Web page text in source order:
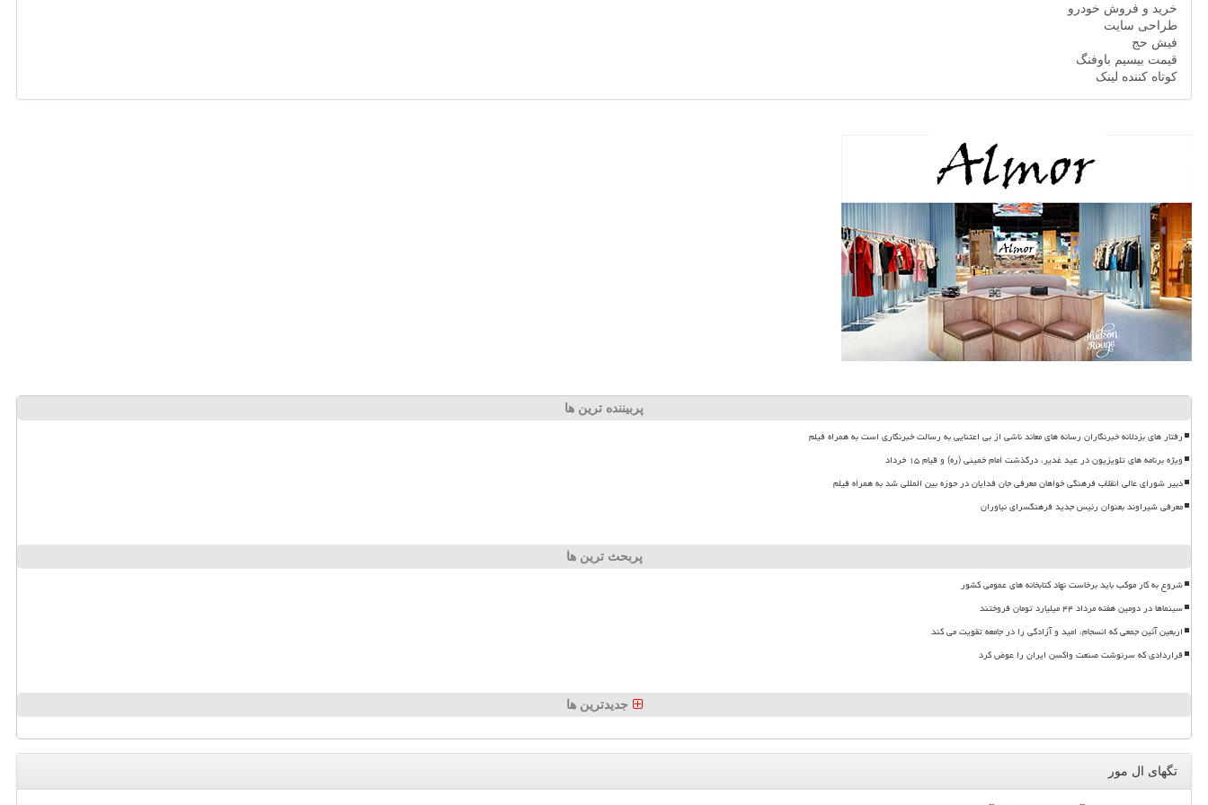
خرید و فروش خودرو
طراحی سایت
فیش حج
قیمت بیسیم باوفنگ
کوتاه کننده لینک
پربیننده ترین ها
رفتار های بزدلانه خبرنگاران رسانه های معاند ناشی از بی اعتنایی به رسالت خبرنگاری است به همراه فیلم
ویژه برنامه های تلویزیون در عید غدیر، درگذشت امام خمینی (ره) و قیام ۱۵ خرداد
دبیر شورای عالی انقلاب فرهنگی خواهان معرفی جان فدایان در حوزه بین المللی شد به همراه فیلم
معرفی شیراوند بعنوان رئیس جدید فرهنگسرای نیاوران
پربحث ترین ها
شروع به کار موکب باید برخاست نهاد کتابخانه های عمومی کشور
سینماها در دومین هفته مرداد ۴۴ میلیارد تومان فروختند
اربعین آئین جمعی که انسجام، امید و آزادگی را در جامعه تقویت می کند
قراردادی که سرنوشت صنعت واکسن ایران را عوض کرد
جدیدترین ها
تگهای ال مور